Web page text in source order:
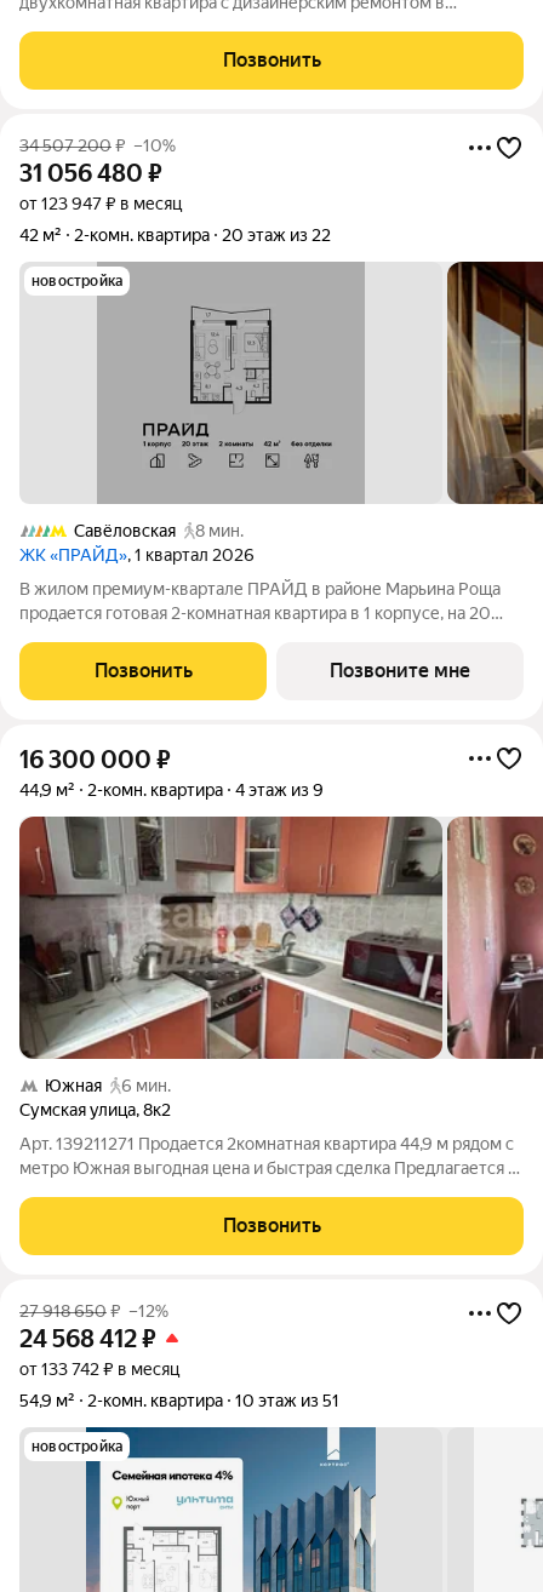
расположенном в зеленом и благоустроенном районе
Москвы. Квартира полностью готова к проживанию -
Позвонить
34 507 200₽ –10%
31 056 480 ₽
от 123 947 ₽ в месяц
42 м²
2-комн. квартира 20 этаж из 22
новостройка
Савёловская
8 мин.
ЖК «ПРАЙД», 1 квартал 2026
В жилом премиум-квартале ПРАЙД в районе Марьина Роща
продается готовая 2-комнатная квартира в 1 корпусе, на 20
PIONEER. Ключи в 2026 году. Площадь комнат: кухня-
Позвонить Позвоните мне
16 300 000 ₽
44,9 м² 2-комн. квартира 4 этаж из 9
Южная
6 мин.
Сумская улица,8к2
Арт. 139211271 Продается 2комнатная квартира 44,9 м рядом с
метро Южная выгодная цена и быстрая сделка Предлагается к
панельного дома по адресу: г. Москва, ул. Сумская. Стоимость
Позвонить
27 918 650₽ –12%
24 568 412₽
от 133 742 ₽ в месяц
54,9 м²
2-комн. квартира 10 этаж из 51
новостройка